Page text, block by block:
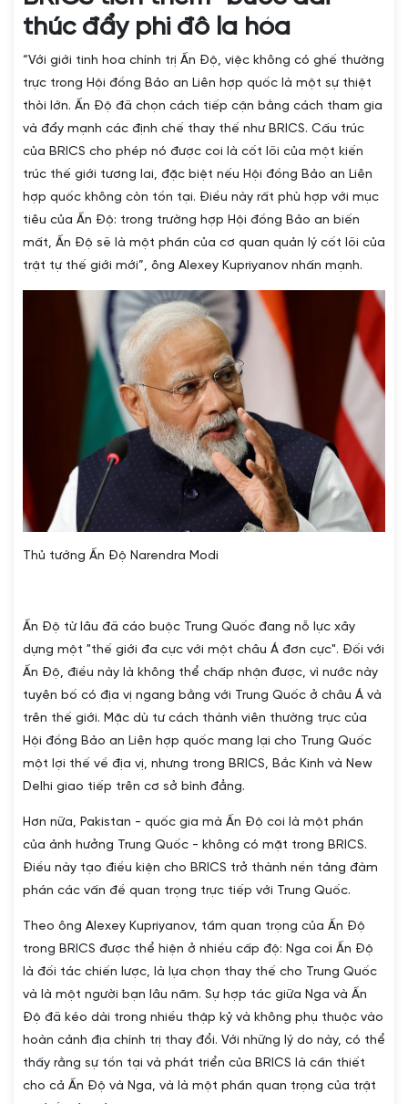
thúc đẩy phi đô la hóa
“Với giới tinh hoa chính trị Ấn Độ, việc không có ghế thường
trực trong Hội đồng Bảo an Liên hợp quốc là một sự thiệt
thòi lớn. Ấn Độ đã chọn cách tiếp cận bằng cách tham gia
và đẩy mạnh các định chế thay thế như BRICS. Cấu trúc
của BRICS cho phép nó được coi là cốt lõi của một kiến
trúc thế giới tương lai, đặc biệt nếu Hội đồng Bảo an Liên
hợp quốc không còn tồn tại. Điều này rất phù hợp với mục
tiêu của Ấn Độ: trong trường hợp Hội đồng Bảo an biến
mất, Ấn Độ sẽ là một phần của cơ quan quản lý cốt lõi của
trật tự thế giới mới”, ông Alexey Kupriyanov nhấn mạnh.
Thủ tướng Ấn Độ Narendra Modi
Ấn Độ từ lâu đã cáo buộc Trung Quốc đang nỗ lực xây
dựng một "thế giới đa cực với một châu Á đơn cực". Đối với
Ấn Độ, điều này là không thể chấp nhận được, vì nước này
tuyên bố có địa vị ngang bằng với Trung Quốc ở châu Á và
trên thế giới. Mặc dù tư cách thành viên thường trực của
Hội đồng Bảo an Liên hợp quốc mang lại cho Trung Quốc
một lợi thế về địa vị, nhưng trong BRICS, Bắc Kinh và New
Delhi giao tiếp trên cơ sở bình đẳng.
Hơn nữa, Pakistan - quốc gia mà Ấn Độ coi là một phần
của ảnh hưởng Trung Quốc - không có mặt trong BRICS.
Điều này tạo điều kiện cho BRICS trở thành nền tảng đàm
phán các vấn đề quan trọng trực tiếp với Trung Quốc.
Theo ông Alexey Kupriyanov, tầm quan trọng của Ấn Độ
trong BRICS được thể hiện ở nhiều cấp độ: Nga coi Ấn Độ
là đối tác chiến lược, là lựa chọn thay thế cho Trung Quốc
và là một người bạn lâu năm. Sự hợp tác giữa Nga và Ấn
Độ đã kéo dài trong nhiều thập kỷ và không phụ thuộc vào
hoàn cảnh địa chính trị thay đổi. Với những lý do này, có thể
thấy rằng sự tồn tại và phát triển của BRICS là cần thiết
cho cả Ấn Độ và Nga, và là một phần quan trọng của trật